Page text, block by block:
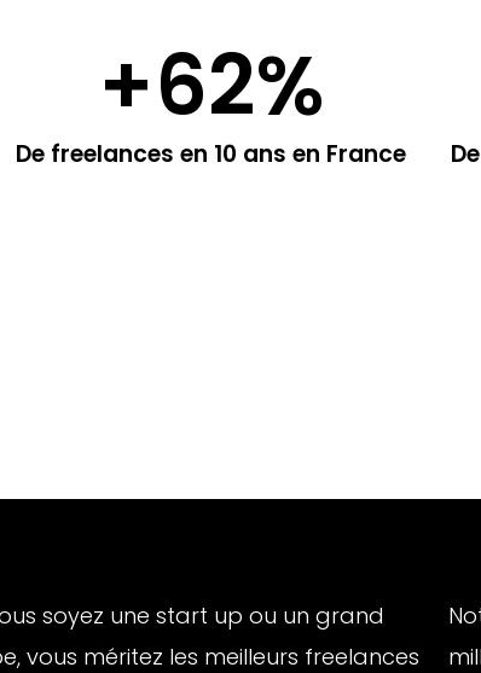
De freelances en 10 ans en France
+62%
soyez une start up ou un grand
vous méritez les meilleurs freelances